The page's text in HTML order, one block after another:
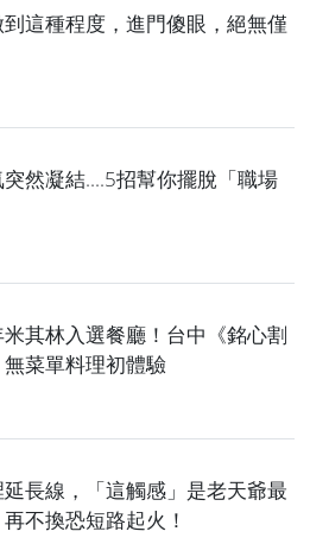
這種程度，進門傻眼，絕無僅
然凝結....5招幫你擺脫「職場
其林入選餐廳！台中《銘心割
菜單料理初體驗
長線，「這觸感」是老天爺最
不換恐短路起火！